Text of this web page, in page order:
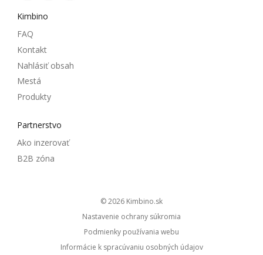
Kimbino
FAQ
Kontakt
Nahlásiť obsah
Mestá
Produkty
Partnerstvo
Ako inzerovať
B2B zóna
© 2026
kimbino.sk
Nastavenie ochrany súkromia
Podmienky používania webu
Informácie k spracúvaniu osobných údajov